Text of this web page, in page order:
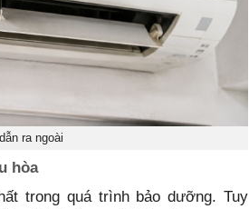
ra ngoài
hòa
trong quá trình bảo dưỡng. Tuy